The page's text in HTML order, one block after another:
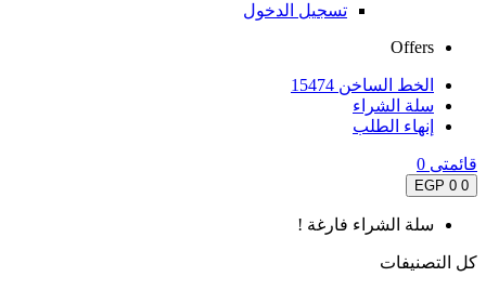
تسجيل الدخول
Offers
الخط الساخن 15474
سلة الشراء
إنهاء الطلب
قائمتى 0
0
0 EGP
سلة الشراء فارغة !
كل التصنيفات